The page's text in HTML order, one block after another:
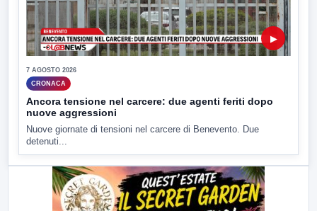
▶
7 AGOSTO 2026
CRONACA
Ancora tensione nel carcere: due agenti feriti dopo
nuove aggressioni
Nuove giornate di tensioni nel carcere di Benevento. Due
detenuti...